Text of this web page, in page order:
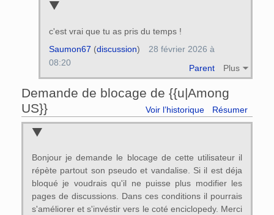
c'est vrai que tu as pris du temps !
Parent Plus
Saumon67 (discussion)
28 février 2026 à
08:20
Demande de blocage de {{u|Among
US}}
Voir l’historique Résumer
Bonjour je demande le blocage de cette utilisateur il
répète partout son pseudo et vandalise. Si il est déja
bloqué je voudrais qu'il ne puisse plus modifier les
pages de discussions. Dans ces conditions il pourrais
s'améliorer et s'invéstir vers le coté enciclopedy. Merci